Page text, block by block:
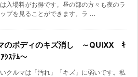
入場料がお得です。昼の部の方々も夜のラ
プを見ることができます。ラ ...
のボディのキズ消し ～QUIXX ｷ
ｼｽﾃﾑ～
クルマは「汚れ」「キズ」に弱いです。私